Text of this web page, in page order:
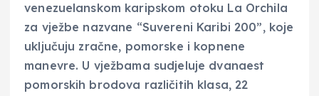
venezuelanskom karipskom otoku La Orchila
za vježbe nazvane “Suvereni Karibi 200”, koje
uključuju zračne, pomorske i kopnene
manevre. U vježbama sudjeluje dvanaest
pomorskih brodova različitih klasa, 22